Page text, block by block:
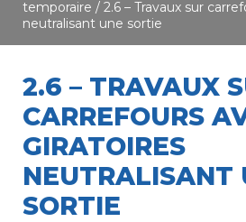
temporaire / 2.6 – Travaux sur
neutralisant une sortie
2.6 – TRAVAUX
CARREFOURS
GIRATOIRES
NEUTRALISANT
SORTIE